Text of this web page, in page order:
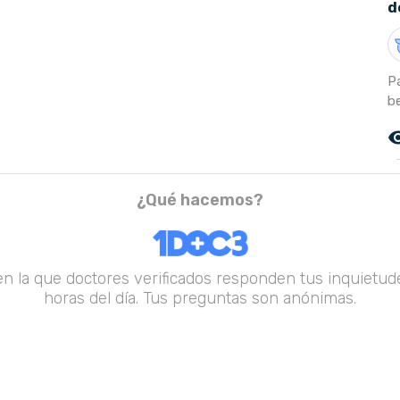
¿Qué hacemos?
la que doctores verificados responden tus
horas del día. Tus preguntas son anónimas.